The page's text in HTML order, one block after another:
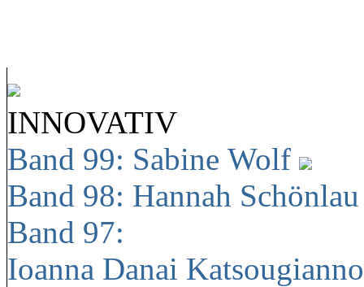
INNOVATIV
Band 99: Sabine Wolf
Band 98: Hannah
Band 97:
Ioanna Danai